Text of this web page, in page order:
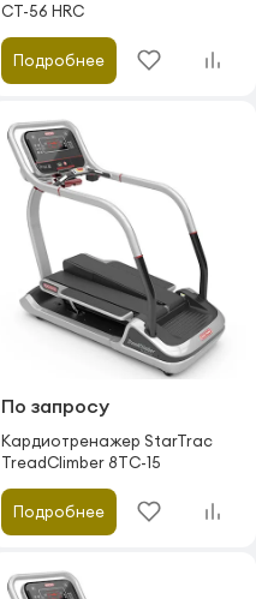
CT-56 HRC
Подробнее
По запросу
Кардиотренажер StarTrac
TreadClimber 8TC-15
Подробнее